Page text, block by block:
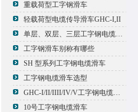
重载荷型工字钢滑车
轻载荷型电缆传导滑车GHC-I,II
单层、双层、三层工字钢电缆传导滑车
工字钢滑车别称有哪些
SH 型系列工字钢电缆滑车
工字钢电缆滑车选型
GHC-I/II/IIII/IV/V工字钢电缆滑车
10号工字钢电缆滑车